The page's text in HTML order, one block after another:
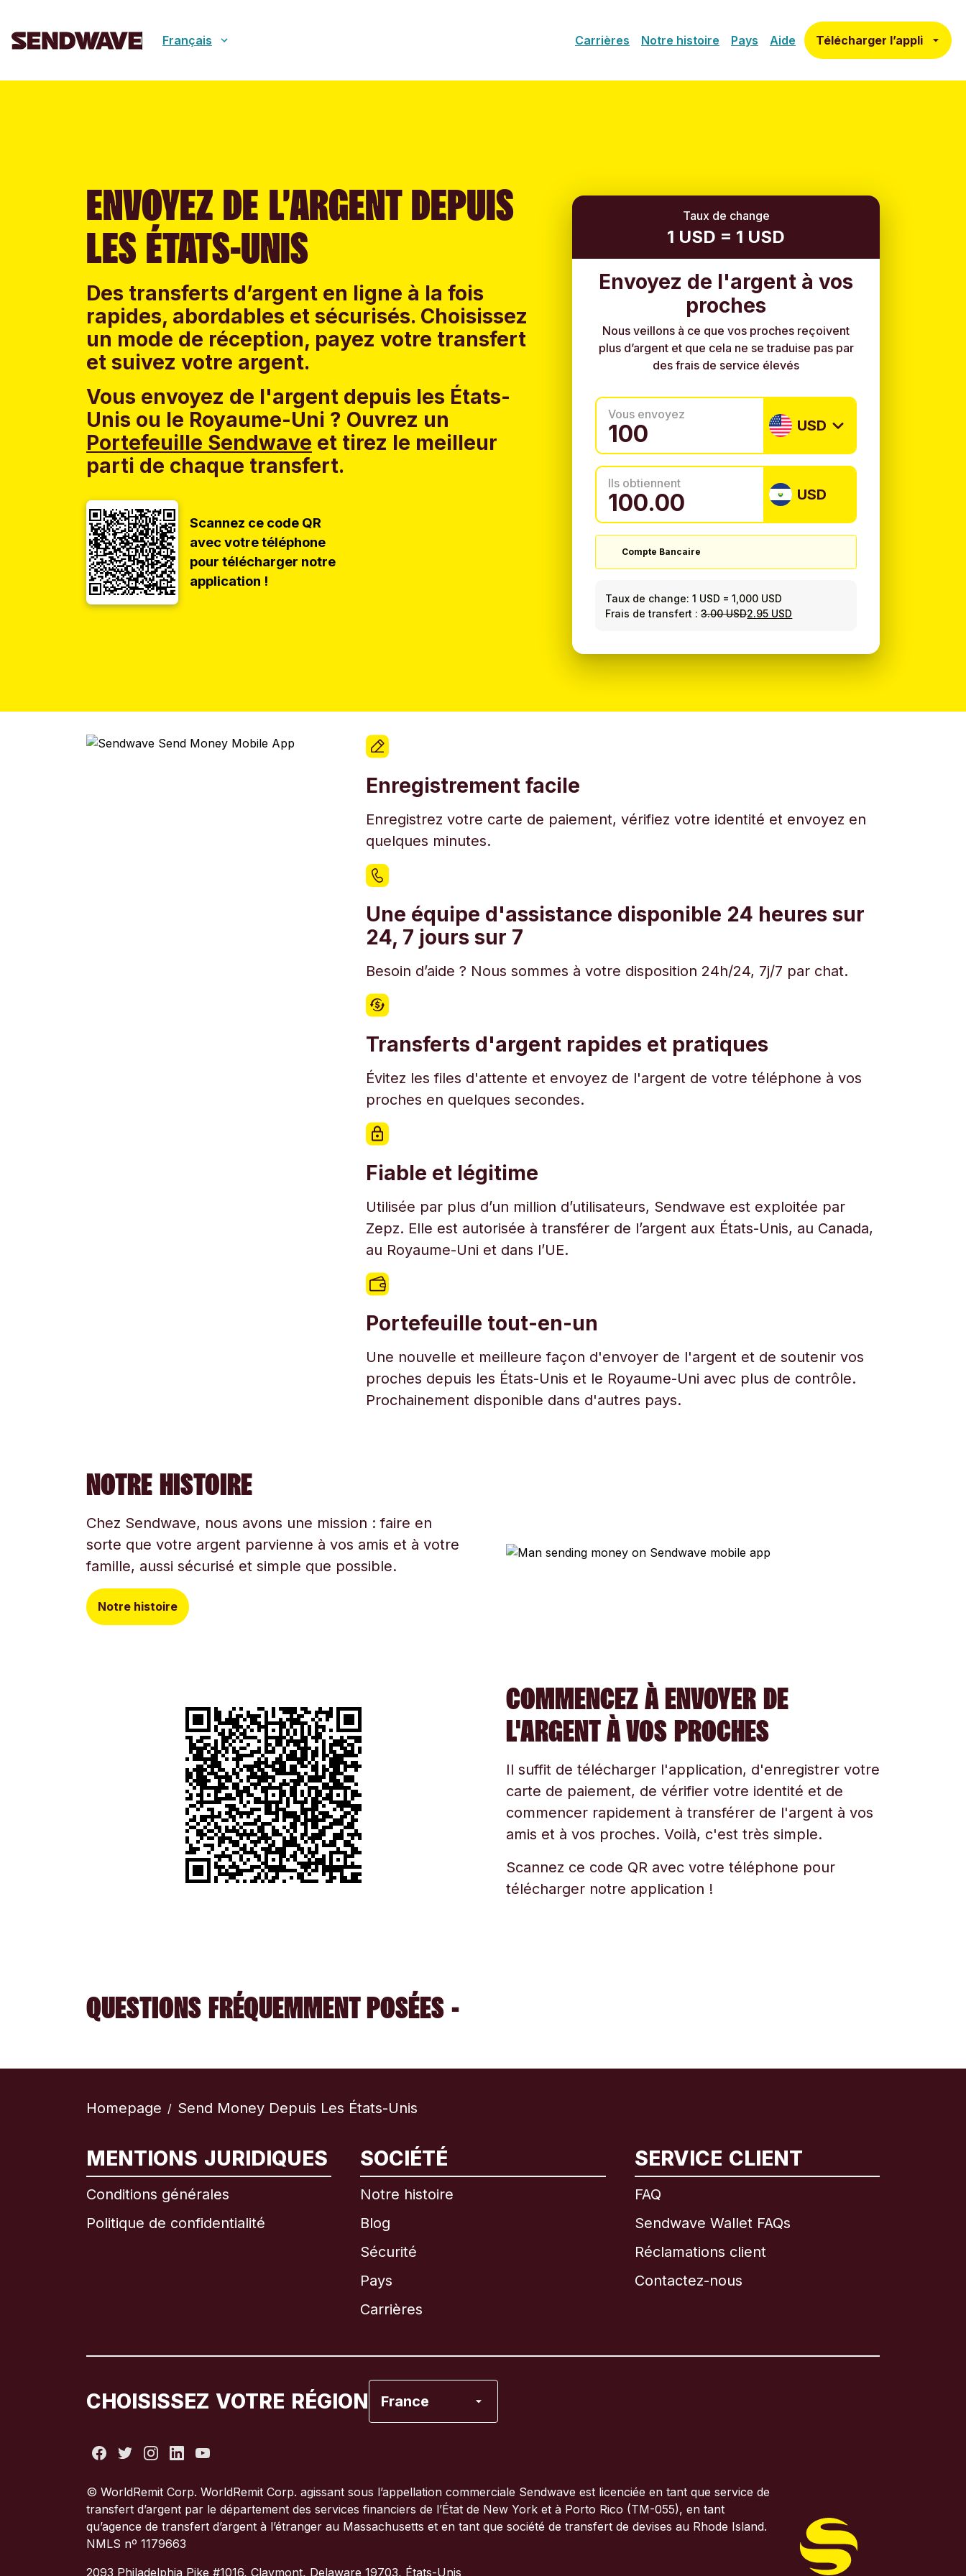
Français Carrières Notre histoire Pays Aide Télécharger l’appli
ENVOYEZ DE L’ARGENT DEPUIS
LES ÉTATS-UNIS
Des transferts d’argent en ligne à la fois
rapides, abordables et sécurisés. Choisissez
un mode de réception, payez votre transfert
et suivez votre argent.
Vous envoyez de l'argent depuis les États-
Unis ou le Royaume-Uni ? Ouvrez un
Portefeuille Sendwave et tirez le meilleur
parti de chaque transfert.
Scannez ce code QR
avec votre téléphone
pour télécharger notre
application !
Taux de change
1 USD = 1 USD
Envoyez de l'argent à vos
proches
Nous veillons à ce que vos proches reçoivent
plus d’argent et que cela ne se traduise pas par
des frais de service élevés
Vous envoyez
USD
Ils obtiennent
USD
Compte Bancaire
Taux de change: 1 USD =1,000 USD
Frais de transfert :3.00 USD2.95 USD
Enregistrement facile
Enregistrez votre carte de paiement, vérifiez votre identité et envoyez en
quelques minutes.
Une équipe d'assistance disponible 24 heures sur
24, 7 jours sur 7
Besoin d’aide ? Nous sommes à votre disposition 24h/24, 7j/7 par chat.
Transferts d'argent rapides et pratiques
Évitez les files d'attente et envoyez de l'argent de votre téléphone à vos
proches en quelques secondes.
Fiable et légitime
Utilisée par plus d’un million d’utilisateurs, Sendwave est exploitée par
Zepz. Elle est autorisée à transférer de l’argent aux États-Unis, au Canada,
au Royaume-Uni et dans l’UE.
Portefeuille tout-en-un
Une nouvelle et meilleure façon d'envoyer de l'argent et de soutenir vos
proches depuis les États-Unis et le Royaume-Uni avec plus de contrôle.
Prochainement disponible dans d'autres pays.
NOTRE HISTOIRE
Chez Sendwave, nous avons une mission : faire en
sorte que votre argent parvienne à vos amis et à votre
famille, aussi sécurisé et simple que possible.
Notre histoire
COMMENCEZ À ENVOYER DE
L'ARGENT À VOS PROCHES
Il suffit de télécharger l'application, d'enregistrer votre
carte de paiement, de vérifier votre identité et de
commencer rapidement à transférer de l'argent à vos
amis et à vos proches. Voilà, c'est très simple.
Scannez ce code QR avec votre téléphone pour
télécharger notre application !
QUESTIONS FRÉQUEMMENT POSÉES -
Homepage / Send Money Depuis Les États-Unis
MENTIONS JURIDIQUES
Conditions générales
Politique de confidentialité
SOCIÉTÉ
Notre histoire
Blog
Sécurité
Pays
Carrières
SERVICE CLIENT
FAQ
Sendwave Wallet FAQs
Réclamations client
Contactez-nous
CHOISISSEZ VOTRE RÉGION France
International English
Brésil
Italie
Portugal
© WorldRemit Corp. WorldRemit Corp. agissant sous l’appellation commerciale Sendwave est licenciée en tant que service de
transfert d’argent par le département des services financiers de l’État de New York et à Porto Rico (TM-055), en tant
qu’agence de transfert d’argent à l’étranger au Massachusetts et en tant que société de transfert de devises au Rhode Island.
NMLS nº 1179663
2093 Philadelphia Pike #1016, Claymont, Delaware 19703, États-Unis